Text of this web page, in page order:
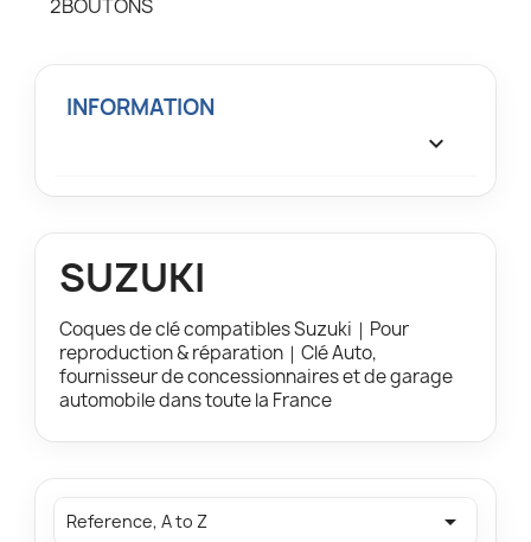
2BOUTONS
INFORMATION

SUZUKI
Coques de clé compatibles Suzuki｜Pour
reproduction & réparation｜Clé Auto,
fournisseur de concessionnaires et de garage
automobile dans toute la France
Reference, A to Z 